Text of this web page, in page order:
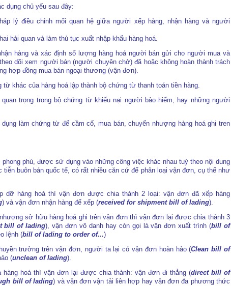
dụng chủ yếu sau đây:
lý điều chỉnh mối quan hệ giữa người xếp hàng, nhận hàng và người
hải quan và làm thủ tục xuất nhập khẩu hàng hoá.
hàng và xác định số lượng hàng hoá người bán gửi cho người mua và
dõi xem người bán (người chuyên chở) đã hoặc không hoàn thành trách
hợp đồng mua bán ngoại thương (vận đơn).
khác của hàng hoá lập thành bộ chứng từ thanh toán tiền hàng.
trọng trong bộ chứng từ khiếu nại người bảo hiểm, hay những người
làm chứng từ để cầm cố, mua bán, chuyển nhượng hàng hoá ghi tren
phú, được sử dụng vào những công việc khác nhau tuỳ theo nội dung
buôn bán quốc tế, có rất nhiều căn cứ để phân loại vận đơn, cụ thể như
dỡ hàng hoá thì vận đơn được chia thành 2 loại: vận đơn đã xếp hàng
) và vận đơn nhận hàng để xếp (received for shipment bill of lading).
sở hữu hàng hoá ghi trên vận đơn thì vận đơn lại được chia thành 3
bill of lading), vận đơn vô danh hay còn gọi là vận đơn xuất trình (bill of
lệnh (bill of lading to order of...)
trưởng trên vận đơn, người ta lại có vận đơn hoàn hảo (Clean bill of
(unclean of lading).
hàng hoá thì vận đơn lại được chia thành: vận đơn đi thẳng (direct bill of
bill of lading) và vận đơn vận tải liên hợp hay vận đơn đa phương thức